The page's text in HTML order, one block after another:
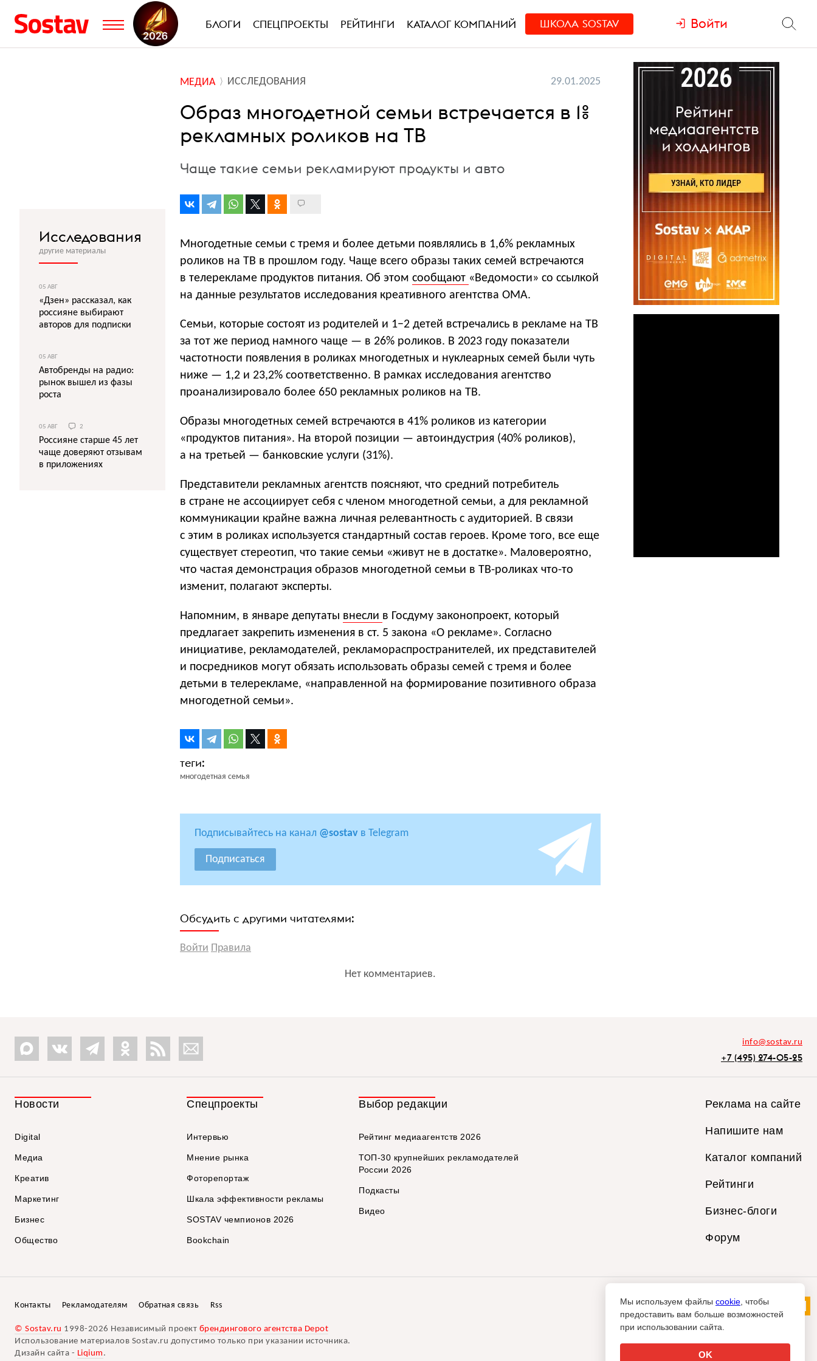
БЛОГИ СПЕЦПРОЕКТЫ РЕЙТИНГИ КАТАЛОГ КОМПАНИЙ ШКОЛА SOSTAV Войти
МЕДИА ИССЛЕДОВАНИЯ 29.01.2025
Образ многодетной семьи встречается в 1%
рекламных роликов на ТВ
Чаще такие семьи рекламируют продукты и авто
Многодетные семьи с тремя и более детьми появлялись в 1,6% рекламных
роликов на ТВ в прошлом году. Чаще всего образы таких семей встречаются
в телерекламе продуктов питания. Об этом сообщают «Ведомости» со ссылкой
на данные результатов исследования креативного агентства OMA.
Семьи, которые состоят из родителей и 1−2 детей встречались в рекламе на ТВ
за тот же период намного чаще — в 26% роликов. В 2023 году показатели
частотности появления в роликах многодетных и нуклеарных семей были чуть
ниже — 1,2 и 23,2% соответственно. В рамках исследования агентство
проанализировало более 650 рекламных роликов на ТВ.
Образы многодетных семей встречаются в 41% роликов из категории
«продуктов питания». На второй позиции — автоиндустрия (40% роликов),
а на третьей — банковские услуги (31%).
Представители рекламных агентств поясняют, что средний потребитель
в стране не ассоциирует себя с членом многодетной семьи, а для рекламной
коммуникации крайне важна личная релевантность с аудиторией. В связи
с этим в роликах используется стандартный состав героев. Кроме того, все еще
существует стереотип, что такие семьи «живут не в достатке». Маловероятно,
что частая демонстрация образов многодетной семьи в ТВ-роликах что-то
изменит, полагают эксперты.
Напомним, в январе депутаты внесли в Госдуму законопроект, который
предлагает закрепить изменения в ст. 5 закона «О рекламе». Согласно
инициативе, рекламодателей, рекламораспространителей, их представителей
и посредников могут обязать использовать образы семей с тремя и более
детьми в телерекламе, «направленной на формирование позитивного образа
многодетной семьи».
многодетная семья
Подписывайтесь на канал @sostav в Telegram
Подписаться
Обсудить с другими читателями:
Войти Правила
Нет комментариев.
Исследования
другие материалы
05 АВГ
«Дзен» рассказал, как
россияне выбирают
авторов для подписки
05 АВГ
Автобренды на радио:
рынок вышел из фазы
роста
05 АВГ 2
Россияне старше 45 лет
чаще доверяют отзывам
в приложениях
info@sostav.ru
+7 (495) 274-05-25
Новости
Digital
Медиа
Креатив
Маркетинг
Бизнес
Общество
Спецпроекты
Интервью
Мнение рынка
Фоторепортаж
Шкала эффективности рекламы
SOSTAV чемпионов 2026
Bookchain
Выбор редакции
Рейтинг медиаагентств 2026
ТОП-30 крупнейших рекламодателей
России 2026
Подкасты
Видео
Реклама на сайте
Напишите нам
Каталог компаний
Рейтинги
Бизнес-блоги
Форум
Контакты Рекламодателям Обратная связь Rss
© Sostav.ru 1998-2026 Независимый проект брендингового агентства Depot
Использование материалов Sostav.ru допустимо только при указании источника.
Дизайн сайта - Liqium .
Мы используем файлы cookie , чтобы
предоставить вам больше возможностей
при использовании сайта.
OK